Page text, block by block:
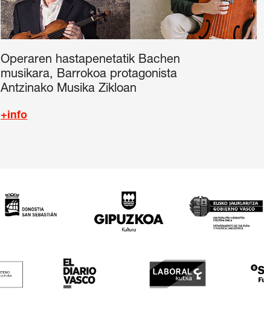
Operaren hastapenetatik Bachen
musikara, Barrokoa protagonista
Antzinako Musika Zikloan
+info